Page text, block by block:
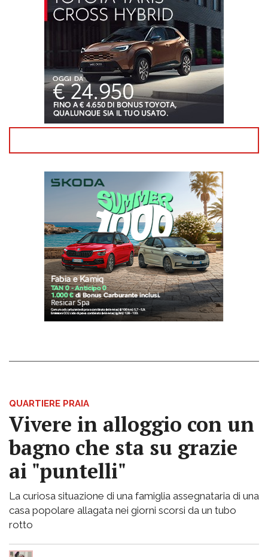
QUARTIERE PRAIA
Vivere in alloggio con un
bagno che sta su grazie
ai "puntelli"
La curiosa situazione di una famiglia assegnataria di una
casa popolare allagata nei giorni scorsi da un tubo
rotto